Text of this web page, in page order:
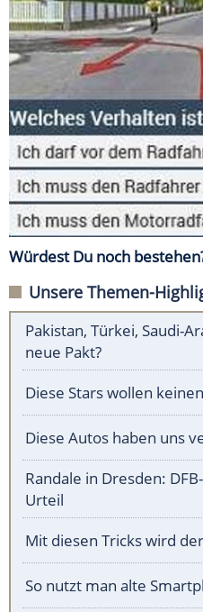
Würdest Du noch
Unsere Themen-
Pakistan, Türkei, Saudi-
neue Pakt?
Diese Stars wollen
Diese Autos haben uns
Randale in Dresden:
Urteil
Mit diesen Tricks wird
So nutzt man alte